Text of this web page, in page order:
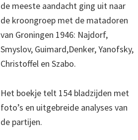
de meeste aandacht ging uit naar
de kroongroep met de matadoren
van Groningen 1946: Najdorf,
Smyslov, Guimard,Denker, Yanofsky,
Christoffel en Szabo.
Het boekje telt 154 bladzijden met
foto’s en uitgebreide analyses van
de partijen.